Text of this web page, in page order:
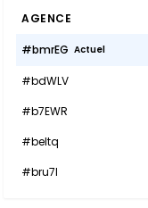
AGENCE
#bmrEG Actuel
#bdWLV
#b7EWR
#beItq
#bru7I